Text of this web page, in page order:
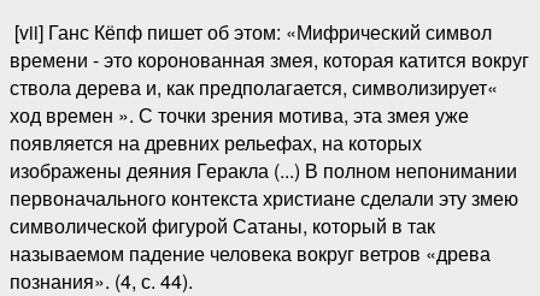
[vii] Ганс Кёпф пишет об этом: «Мифрический символ
времени - это коронованная змея, которая катится вокруг
ствола дерева и, как предполагается, символизирует«
ход времен ». С точки зрения мотива, эта змея уже
появляется на древних рельефах, на которых
изображены деяния Геракла (...) В полном непонимании
первоначального контекста христиане сделали эту змею
символической фигурой Сатаны, который в так
называемом падение человека вокруг ветров «древа
познания». (4, с. 44).